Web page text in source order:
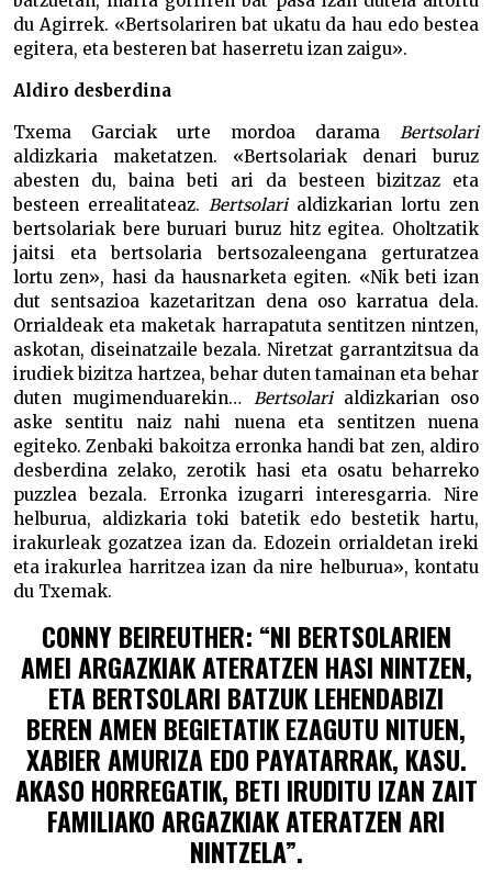
du Agirrek. «Bertsolariren bat ukatu da hau edo bestea
egitera, eta besteren bat haserretu izan zaigu».
Aldiro desberdina
Txema Garciak urte mordoa darama Bertsolari
aldizkaria maketatzen. «Bertsolariak denari buruz
abesten du, baina beti ari da besteen bizitzaz eta
besteen errealitateaz. Bertsolarialdizkarian lortu zen
bertsolariak bere buruari buruz hitz egitea. Oholtzatik
jaitsi eta bertsolaria bertsozaleengana gerturatzea
lortu zen», hasi da hausnarketa egiten. «Nik beti izan
dut sentsazioa kazetaritzan dena oso karratua dela.
Orrialdeak eta maketak harrapatuta sentitzen nintzen,
askotan, diseinatzaile bezala. Niretzat garrantzitsua da
irudiek bizitza hartzea, behar duten tamainan eta behar
duten mugimenduarekin… Bertsolarialdizkarian oso
aske sentitu naiz nahi nuena eta sentitzen nuena
egiteko. Zenbaki bakoitza erronka handi bat zen, aldiro
desberdina zelako, zerotik hasi eta osatu beharreko
puzzlea bezala. Erronka izugarri interesgarria. Nire
helburua, aldizkaria toki batetik edo bestetik hartu,
irakurleak gozatzea izan da. Edozein orrialdetan ireki
eta irakurlea harritzea izan da nire helburua», kontatu
du Txemak.
CONNY BEIREUTHER: “NI BERTSOLARIEN
AMEI ARGAZKIAK ATERATZEN HASI NINTZEN,
ETA BERTSOLARI BATZUK LEHENDABIZI
BEREN AMEN BEGIETATIK EZAGUTU NITUEN,
XABIER AMURIZA EDO PAYATARRAK, KASU.
AKASO HORREGATIK, BETI IRUDITU IZAN ZAIT
FAMILIAKO ARGAZKIAK ATERATZEN ARI
NINTZELA”.